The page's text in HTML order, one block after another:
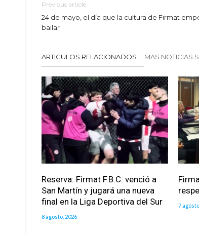
Previous article
24 de mayo, el día que la cultura de Firmat
bailar
ARTICULOS RELACIONADOS MAS NOTICIAS
Reserva: Firmat F.B.C. venció a
San Martín y jugará una nueva
final en la Liga Deportiva del Sur
8 agosto, 2026
7